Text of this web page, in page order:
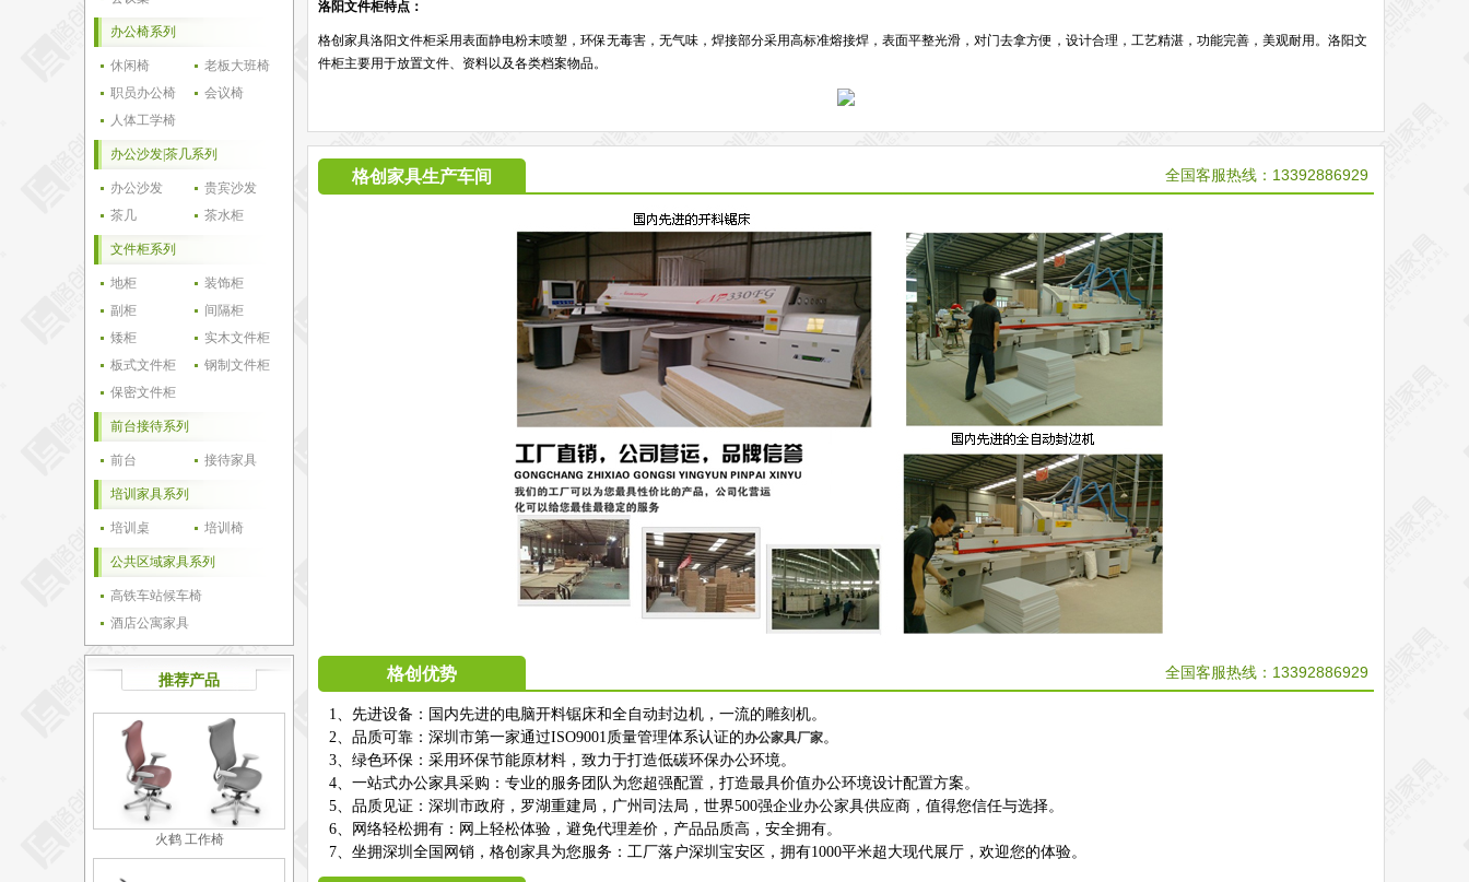
办公椅系列
休闲椅
老板大班椅
职员办公椅
会议椅
人体工学椅
办公沙发|茶几系列
办公沙发
贵宾沙发
茶几
茶水柜
文件柜系列
地柜
装饰柜
副柜
间隔柜
矮柜
实木文件柜
板式文件柜
钢制文件柜
保密文件柜
前台接待系列
前台 接待家具
培训家具系列
培训桌 培训椅
公共区域家具系列
高铁车站候车椅
酒店公寓家具
推荐产品
火鹤 工作椅
洛阳文件柜特点：
格创家具洛阳文件柜采用表面静电粉末喷塑，环保无毒害，无气味，焊接部分采用高标准熔接焊，表面平整光滑，对门去拿方便，设计合理，工艺精湛，功能完善，美观耐用。洛阳文
件柜主要用于放置文件、资料以及各类档案物品。
格创家具生产车间 全国客服热线：13392886929
格创优势 全国客服热线：13392886929
1、先进设备：国内先进的电脑开料锯床和全自动封边机，一流的雕刻机。
2、品质可靠：深圳市第一家通过ISO9001质量管理体系认证的办公家具厂家。
3、绿色环保：采用环保节能原材料，致力于打造低碳环保办公环境。
4、一站式办公家具采购：专业的服务团队为您超强配置，打造最具价值办公环境设计配置方案。
5、品质见证：深圳市政府，罗湖重建局，广州司法局，世界500强企业办公家具供应商，值得您信任与选择。
6、网络轻松拥有：网上轻松体验，避免代理差价，产品品质高，安全拥有。
7、坐拥深圳全国网销，格创家具为您服务：工厂落户深圳宝安区，拥有1000平米超大现代展厅，欢迎您的体验。